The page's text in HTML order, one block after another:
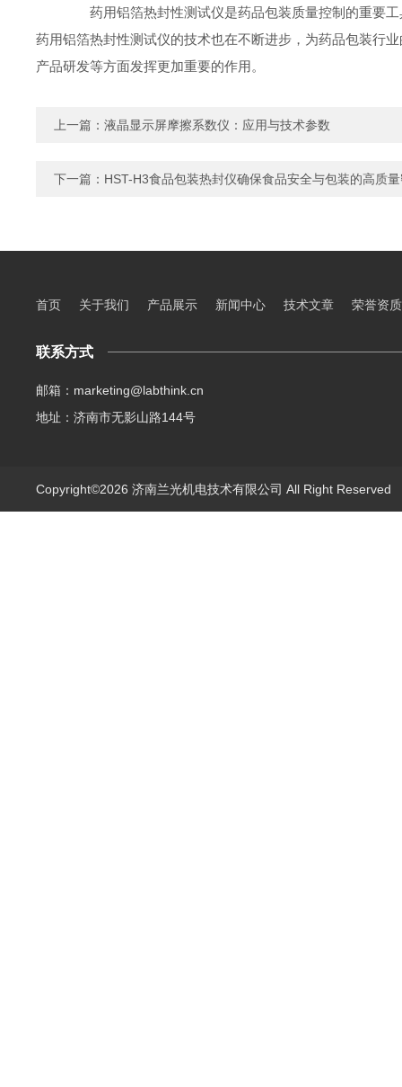
药用铝箔热封性测试仪是药品包装质量控制的重要工
药用铝箔热封性测试仪的技术也在不断进步，为药品包装行
产品研发等方面发挥更加重要的作用。
上一篇： 液晶显示屏摩擦系数仪：应用与技术参数
下一篇： HST-H3食品包装热封仪确保食品安全与包装的高质
首页 关于我们 产品展示 新闻中心 技术文章 荣誉资质
联系方式
邮箱：marketing@labthink.cn
地址：济南市无影山路144号
Copyright©2026 济南兰光机电技术有限公司 All Right